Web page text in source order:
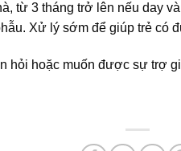
từ 3 tháng trở lên nếu day
Xử lý sớm để giúp trẻ có
hỏi hoặc muốn được sự trợ